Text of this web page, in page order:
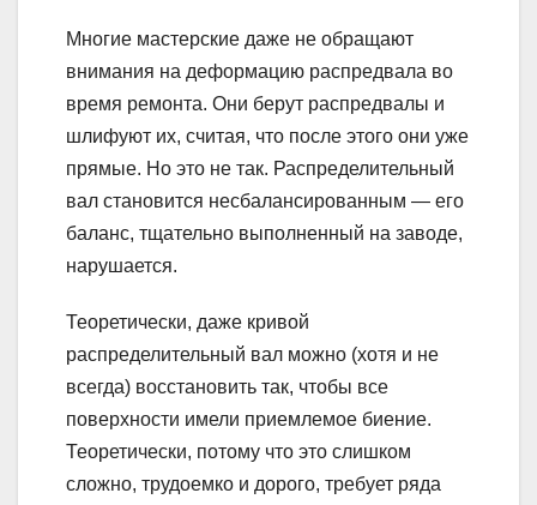
Многие мастерские даже не обращают
внимания на деформацию распредвала во
время ремонта. Они берут распредвалы и
шлифуют их, считая, что после этого они уже
прямые. Но это не так. Распределительный
вал становится несбалансированным — его
баланс, тщательно выполненный на заводе,
нарушается.
Теоретически, даже кривой
распределительный вал можно (хотя и не
всегда) восстановить так, чтобы все
поверхности имели приемлемое биение.
Теоретически, потому что это слишком
сложно, трудоемко и дорого, требует ряда